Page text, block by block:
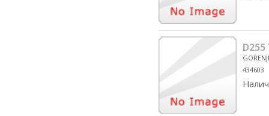
D255
434603